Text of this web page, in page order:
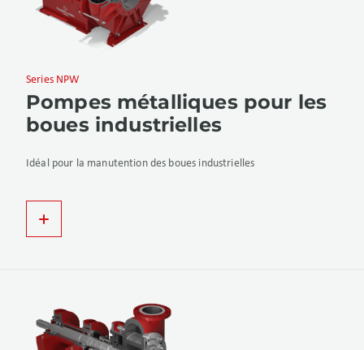
Series NPW
Pompes métalliques pour les
boues industrielles
Idéal pour la manutention des boues industrielles